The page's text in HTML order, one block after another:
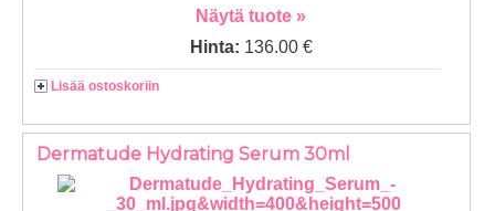
Näytä tuote »
Hinta: 136.00 €
Lisää ostoskoriin
Dermatude Hydrating Serum 30ml